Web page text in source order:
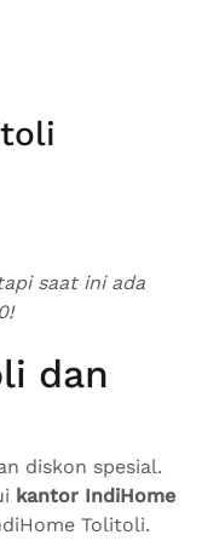
saat ini ada
dan
diskon spesial.
kantor IndiHome
Tolitoli.